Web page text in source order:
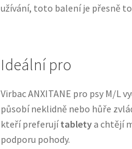
užívání, toto balení je přesně
Ideální pro
Virbac ANXITANE pro psy M/L
působí neklidně nebo hůře
kteří preferujítabletya chtějí
podporu pohody.